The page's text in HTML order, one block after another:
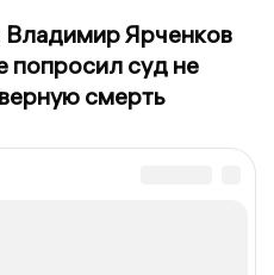
Владимир Ярченков
попросил суд не
смерть